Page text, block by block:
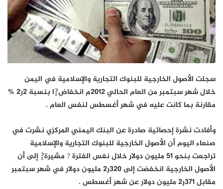
سجلت الأصول الخارجية للبنوك التجارية والإسلامية في اليمن
خلال شهر سبتمبر من العام الحالي 2012م انخفاض?ٍا بنسبة 2ر2 %
مقارنة بما كانت عليه في شهر أغسطس لنفس العام .
وأفادت نشرة إحصائية صادرة عن البنك اليمني المركزي نشرت في
صنعاء اليوم أن الأصول الخارجية للبنوك التجارية والإسلامية
تراجعت بنحو 51 مليون دولار خلال نفس الفترة ? مشيرة?ٍ إلى أن
الأصول الخارجية انخفضت إلى 320ر2 مليون دولار في شهر سبتمبر
مقابل 371ر2 مليون دولار عن شهر أغسطس .